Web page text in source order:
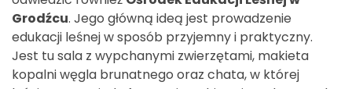
Grodźcu. Jego główną ideą jest prowadzenie
edukacji leśnej w sposób przyjemny i praktyczny.
Jest tu sala z wypchanymi zwierzętami, makieta
kopalni węgla brunatnego oraz chata, w której